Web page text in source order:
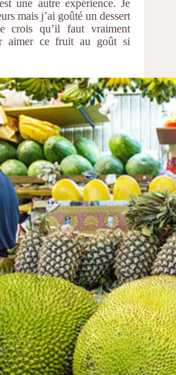
une autre expérience. Je
mais j’ai goûté un dessert
crois qu’il faut vraiment
aimer ce fruit au goût si